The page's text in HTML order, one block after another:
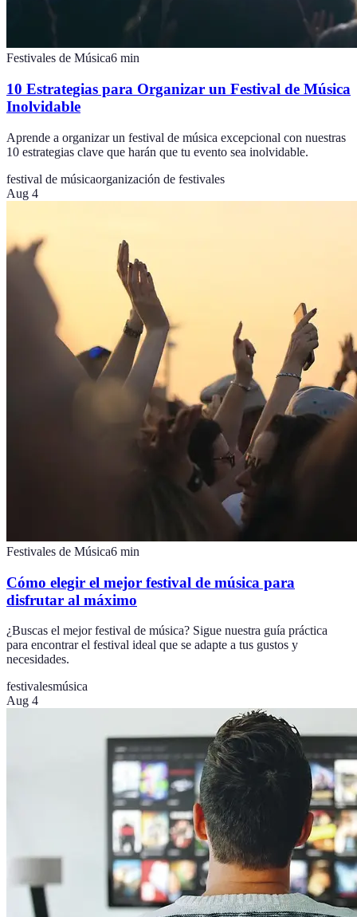
Festivales de Música6 min
10 Estrategias para Organizar un Festival de Música
Inolvidable
Aprende a organizar un festival de música excepcional con nuestras
10 estrategias clave que harán que tu evento sea inolvidable.
festival de músicaorganización de festivales
Aug 4
Festivales de Música6 min
Cómo elegir el mejor festival de música para
disfrutar al máximo
¿Buscas el mejor festival de música? Sigue nuestra guía práctica
para encontrar el festival ideal que se adapte a tus gustos y
necesidades.
festivalesmúsica
Aug 4